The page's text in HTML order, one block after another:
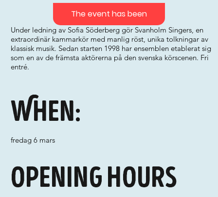
Under ledning av Sofia Söderberg gör Svanholm Singers, en
extraordinär kammarkör med manlig röst, unika tolkningar av
klassisk musik. Sedan starten 1998 har ensemblen etablerat sig
som en av de främsta aktörerna på den svenska körscenen. Fri
entré.
When:
fredag 6 mars
Opening hours
The event has been